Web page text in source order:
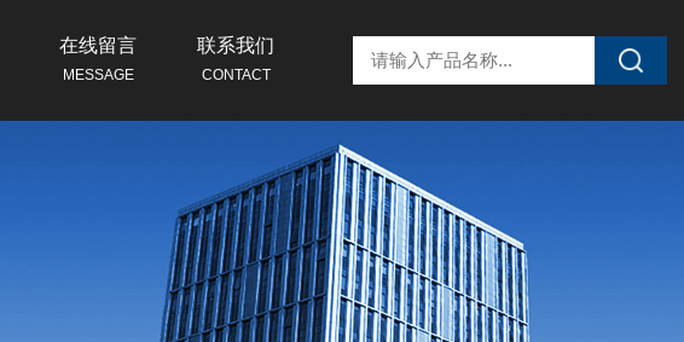
在线留言
MESSAGE
联系我们
CONTACT